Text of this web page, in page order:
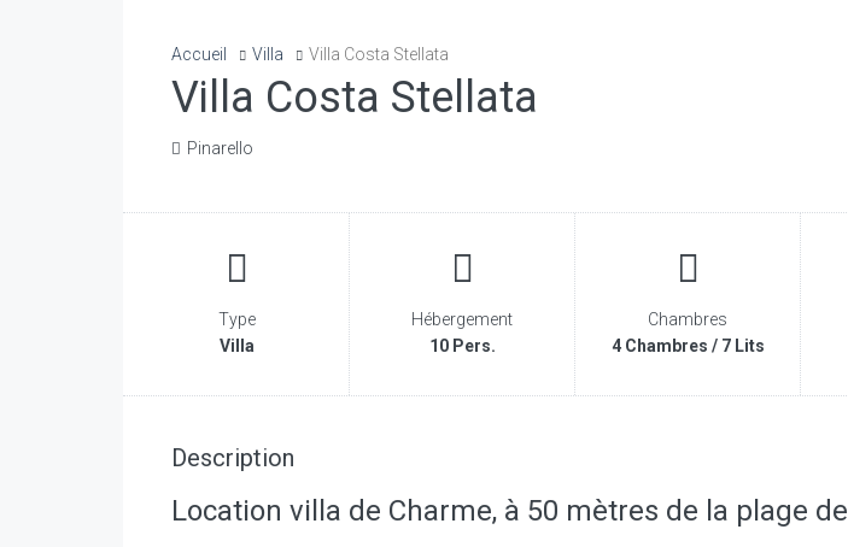
Accueil Villa Villa Costa Stellata
Villa Costa Stellata
Pinarello
Type
Villa
Hébergement
10 Pers.
Chambres
4 Chambres / 7 Lits
Description
Location villa de Charme, à 50 mètres de la plage de